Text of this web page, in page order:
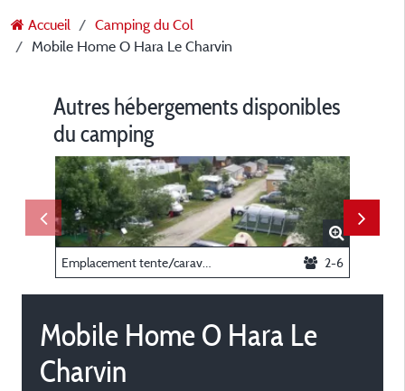
Accueil
Camping du Col
Mobile Home O Hara Le Charvin
Autres hébergements disponibles
du camping
2-6
Mobile Home O Hara Le
Charvin